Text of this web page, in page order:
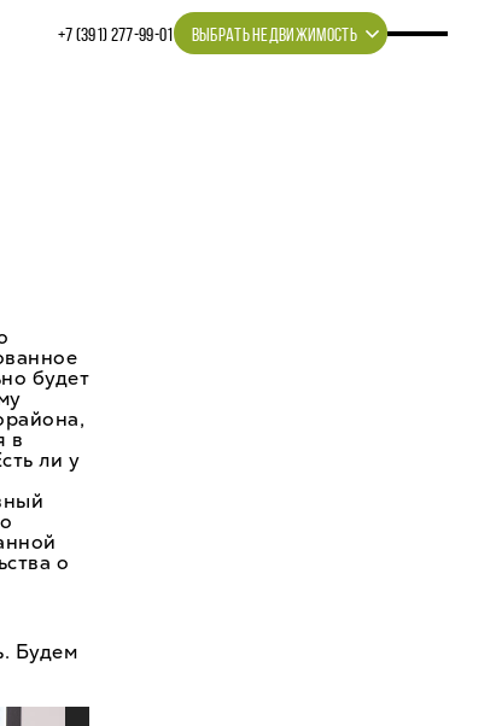
+7 (391) 277‒99‒01 ВЫБРАТЬ НЕДВИЖИМОСТЬ
будет
в
ли у
о
Будем